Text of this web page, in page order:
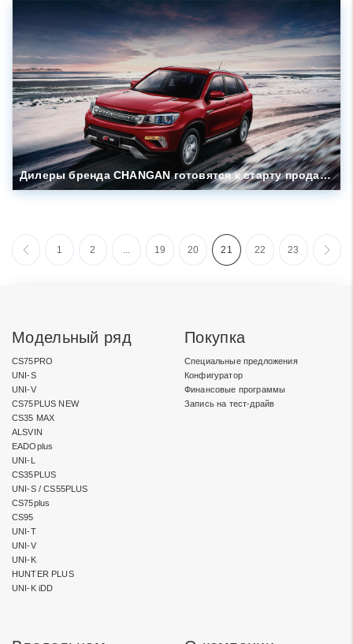
Дилеры бренда CHANGAN готовятся к старту продаж автомобиля CS 75
1 2 ... 19 20 21 22 23
Модельный ряд
CS75PRO
UNI-S
UNI-V
CS75PLUS NEW
CS35 MAX
ALSVIN
EADOplus
UNI-L
CS35PLUS
UNI-S / CS55PLUS
CS75plus
CS95
UNI-T
UNI-V
UNI-K
HUNTER PLUS
UNI-K iDD
Покупка
Специальные предложения
Конфигуратор
Финансовые программы
Запись на тест-драйв